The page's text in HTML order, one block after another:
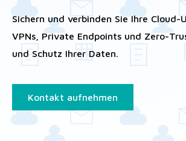
Sichern und verbinden Sie Ihre
VPNs, Private Endpoints und Zero-
und Schutz Ihrer Daten.
Kontakt aufnehmen